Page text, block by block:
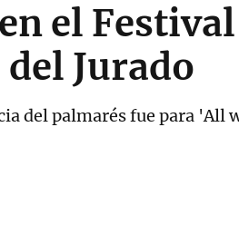
el
Jurado
del palmarés fue para 'All